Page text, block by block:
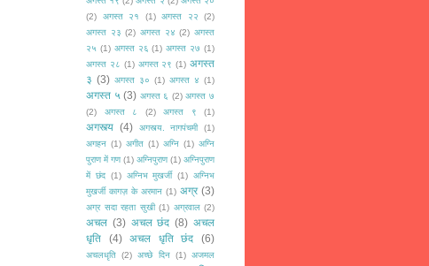
(2)
अगस्त २१ (1) अगस्त २२
(2)
अगस्त २३ (2) अगस्त २४ (2) अगस्त
२५ (1) अगस्त २६ (1) अगस्त २७ (1)
अगस्त २८ (1) अगस्त २९ (1) अगस्त
३ (3) अगस्त ३० (1) अगस्त ४ (1)
अगस्त ५ (3) अगस्त ६ (2) अगस्त ७
(2)
अगस्त ८ (2) अगस्त ९ (1)
अगस्त्य (4) अगस्त्य. नागपंचमी
(1)
अगहन (1) अगीत (1) अग्नि (1) अग्नि
पुराण में गण (1) अग्निपुराण (1) अग्निपुराण
में छंद (1) अग्निभ मुखर्जी (1) अग्निभ
मुखर्जी कागज़ के अरमान (1) अग्र (3)
अग्र सदा रहता सुखी (1) अग्रवाल (2)
अचल (3) अचल छंद (8) अचल
धृति
(4) अचल धृति छंद (6)
अचलधृति (2) अच्छे दिन (1) अजमल